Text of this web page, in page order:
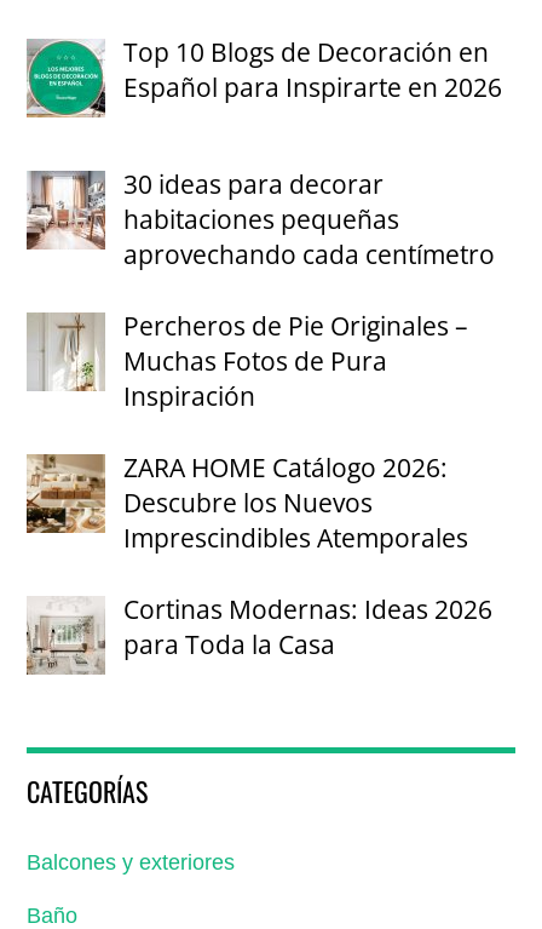
Top 10 Blogs de Decoración en
Español para Inspirarte en 2026
30 ideas para decorar
habitaciones pequeñas
aprovechando cada centímetro
Percheros de Pie Originales –
Muchas Fotos de Pura
Inspiración
ZARA HOME Catálogo 2026:
Descubre los Nuevos
Imprescindibles Atemporales
Cortinas Modernas: Ideas 2026
para Toda la Casa
CATEGORÍAS
Balcones y exteriores
Baño